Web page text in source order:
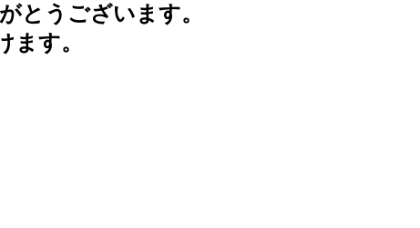
とうございます。
ます。